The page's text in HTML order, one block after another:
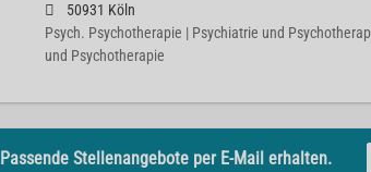
50931 Köln
Psych. Psychotherapie | Psychiatrie und
und Psychotherapie
Passende Stellenangebote per E-Mail erhalten.